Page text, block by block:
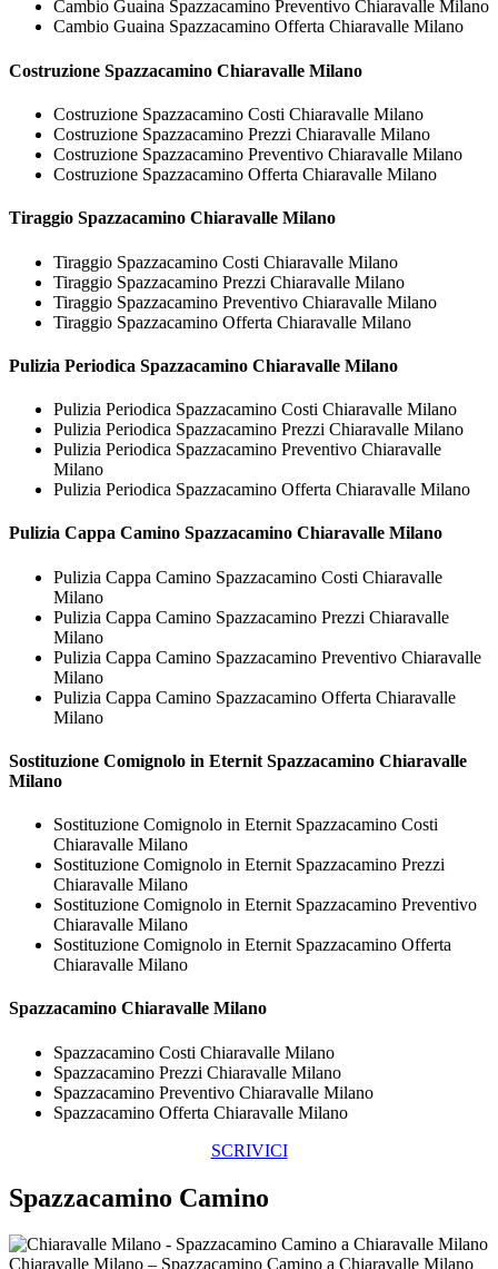
Cambio Guaina Spazzacamino Preventivo Chiaravalle Milano
Cambio Guaina Spazzacamino Offerta Chiaravalle Milano
Costruzione Spazzacamino Chiaravalle Milano
Costruzione Spazzacamino Costi Chiaravalle Milano
Costruzione Spazzacamino Prezzi Chiaravalle Milano
Costruzione Spazzacamino Preventivo Chiaravalle Milano
Costruzione Spazzacamino Offerta Chiaravalle Milano
Tiraggio Spazzacamino Chiaravalle Milano
Tiraggio Spazzacamino Costi Chiaravalle Milano
Tiraggio Spazzacamino Prezzi Chiaravalle Milano
Tiraggio Spazzacamino Preventivo Chiaravalle Milano
Tiraggio Spazzacamino Offerta Chiaravalle Milano
Pulizia Periodica Spazzacamino Chiaravalle Milano
Pulizia Periodica Spazzacamino Costi Chiaravalle Milano
Pulizia Periodica Spazzacamino Prezzi Chiaravalle Milano
Pulizia Periodica Spazzacamino Preventivo Chiaravalle
Milano
Pulizia Periodica Spazzacamino Offerta Chiaravalle Milano
Pulizia Cappa Camino Spazzacamino Chiaravalle Milano
Pulizia Cappa Camino Spazzacamino Costi Chiaravalle
Milano
Pulizia Cappa Camino Spazzacamino Prezzi Chiaravalle
Milano
Pulizia Cappa Camino Spazzacamino Preventivo Chiaravalle
Milano
Pulizia Cappa Camino Spazzacamino Offerta Chiaravalle
Milano
Sostituzione Comignolo in Eternit Spazzacamino Chiaravalle
Milano
Sostituzione Comignolo in Eternit Spazzacamino Costi
Chiaravalle Milano
Sostituzione Comignolo in Eternit Spazzacamino Prezzi
Chiaravalle Milano
Sostituzione Comignolo in Eternit Spazzacamino Preventivo
Chiaravalle Milano
Sostituzione Comignolo in Eternit Spazzacamino Offerta
Chiaravalle Milano
Spazzacamino Chiaravalle Milano
Spazzacamino Costi Chiaravalle Milano
Spazzacamino Prezzi Chiaravalle Milano
Spazzacamino Preventivo Chiaravalle Milano
Spazzacamino Offerta Chiaravalle Milano
SCRIVICI
Spazzacamino Camino
Chiaravalle Milano – Spazzacamino Camino a Chiaravalle Milano